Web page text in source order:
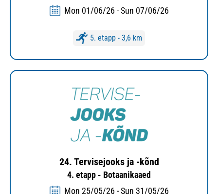
Mon 01/06/26 - Sun 07/06/26
5. etapp - 3,6 km
24. Tervisejooks ja -kõnd
4. etapp - Botaanikaaed
Mon 25/05/26 - Sun 31/05/26